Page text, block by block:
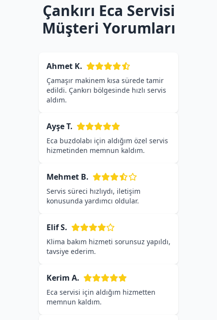
Çankırı Eca Servisi
Müşteri Yorumları
Ahmet K.
Çamaşır makinem kısa sürede tamir
edildi. Çankırı bölgesinde hızlı servis
aldım.
Ayşe T.
Eca buzdolabı için aldığım özel servis
hizmetinden memnun kaldım.
Mehmet B.
Servis süreci hızlıydı, iletişim
konusunda yardımcı oldular.
Elif S.
Klima bakım hizmeti sorunsuz yapıldı,
tavsiye ederim.
Kerim A.
Eca servisi için aldığım hizmetten
memnun kaldım.